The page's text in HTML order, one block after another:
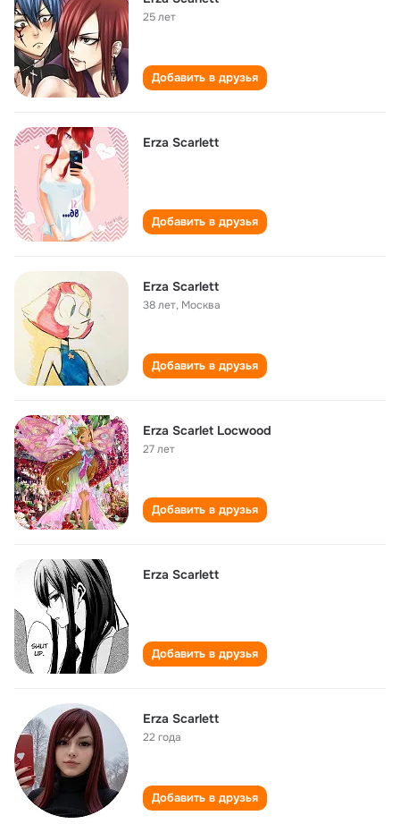
25 лет
Добавить в друзья
Erza Scarlett
Добавить в друзья
Erza Scarlett
38 лет, Москва
Добавить в друзья
Erza Scarlet Locwood
27 лет
Добавить в друзья
Erza Scarlett
Добавить в друзья
Erza Scarlett
22 года
Добавить в друзья